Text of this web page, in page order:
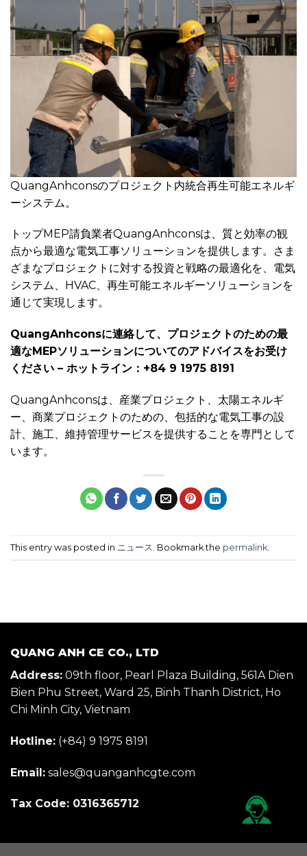
QuangAnhconsのプロジェクト内統合再生可能エネルギ
ーシステム。
トップMEP請負業者QuangAnhconsは、質と効率の観
点から最適な電気工事ソリューションを提供します。さま
ざまなプロジェクトに対する投資と戦略の最適化を、電気
システム、HVAC、再生可能エネルギーソリューションを
通じて実現します。
QuangAnhconsに連絡して、プロジェクトのための最
適なMEPソリューションについてのアドバイスをお受け
ください – ホットライン：+84 9 1975 8191
QuangAnhconsは、産業プロジェクト、太陽エネルギ
ー、商業プロジェクトのための、包括的な電気工事の設
計、施工、維持管理サービスを提供することを専門として
います。
This entry was posted in ニュース . Bookmark the permalink
QUANG ANH CE CO., LTD
Address: 09th floor, Pearl Plaza Building, 561A Dien
Bien Phu Street, Ward 25, Binh Thanh District, Ho
Chi Minh City, Vietnam
Hotline: (+84) 9 1975 8191
Email: sales@quanganhcgte.com
Tax Code: 0316365712